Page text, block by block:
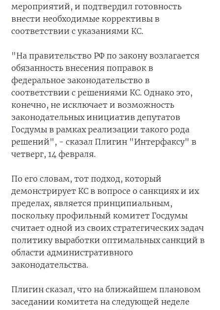
мероприятий, и подтвердил готовность
внести необходимые коррективы в
соответствии с указаниями КС.
"На правительство РФ по закону возлагается
обязанность внесения поправок в
федеральное законодательство в
соответствии с решениями КС. Однако это,
конечно, не исключает и возможность
законодательных инициатив депутатов
Госдумы в рамках реализации такого рода
решений", - сказал Плигин "Интерфаксу" в
четверг, 14 февраля.
По его словам, тот подход, который
демонстрирует КС в вопросе о санкциях и их
пределах, является принципиальным,
поскольку профильный комитет Госдумы
считает одной из своих стратегических задач
политику выработки оптимальных санкций в
области административного
законодательства.
Плигин сказал, что на ближайшем плановом
заседании комитета на следующей неделе